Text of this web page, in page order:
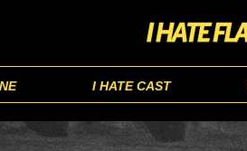
I HATE CAST